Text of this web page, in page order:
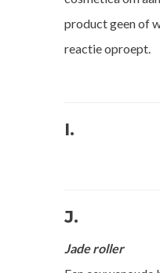
product geen of
reactie oproept.
I.
J.
Jade roller